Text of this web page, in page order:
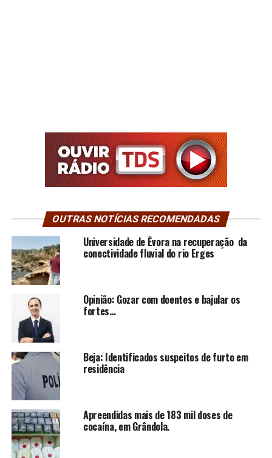
OUTRAS NOTÍCIAS RECOMENDADAS
Universidade de Évora na recuperação da
conectividade fluvial do rio Erges
Opinião: Gozar com doentes e bajular os
fortes…
Beja: Identificados suspeitos de furto em
residência
Apreendidas mais de 183 mil doses de
cocaína, em Grândola.